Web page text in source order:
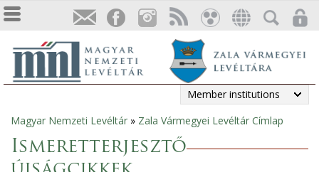
Member institutions
You
are
Magyar Nemzeti Levéltár » Zala Vármegyei Levéltár Címlap
Ismeretterjesztő